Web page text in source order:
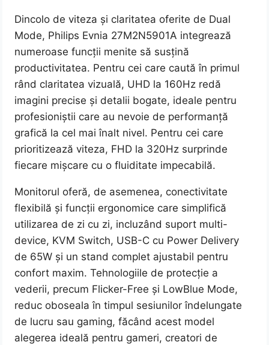
Dincolo de viteza și claritatea oferite de Dual
Mode, Philips Evnia 27M2N5901A integrează
numeroase funcții menite să susțină
productivitatea. Pentru cei care caută în primul
rând claritatea vizuală, UHD la 160Hz redă
imagini precise și detalii bogate, ideale pentru
profesioniștii care au nevoie de performanță
grafică la cel mai înalt nivel. Pentru cei care
prioritizează viteza, FHD la 320Hz surprinde
fiecare mișcare cu o fluiditate impecabilă.
Monitorul oferă, de asemenea, conectivitate
flexibilă și funcții ergonomice care simplifică
utilizarea de zi cu zi, incluzând suport multi-
device, KVM Switch, USB-C cu Power Delivery
de 65W și un stand complet ajustabil pentru
confort maxim. Tehnologiile de protecție a
vederii, precum Flicker-Free și LowBlue Mode,
reduc oboseala în timpul sesiunilor îndelungate
de lucru sau gaming, făcând acest model
alegerea ideală pentru gameri, creatori de